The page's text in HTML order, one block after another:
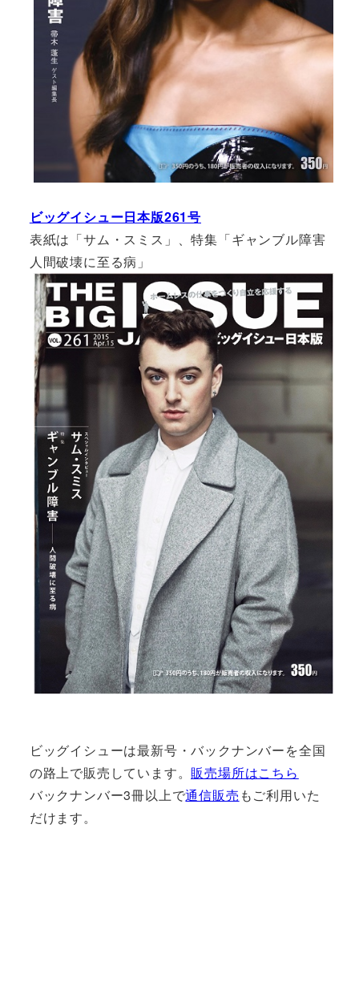
ビッグイシュー日本版261号
表紙は「サム・スミス」、特集「ギャンブル障害
人間破壊に至る病」
ビッグイシューは最新号・バックナンバーを全国
の路上で販売しています。 販売場所はこちら
バックナンバー3冊以上で通信販売 もご利用いた
だけます。